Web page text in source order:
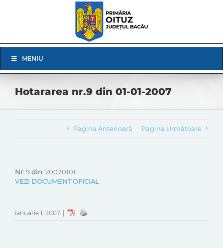
Navigation
MENIU
Hotararea nr.9 din 01-01-2007
Pagina Anterioară Pagina Următoare
Nr:9din:20070101
VEZI DOCUMENT OFICIAL
ianuarie 1, 2007